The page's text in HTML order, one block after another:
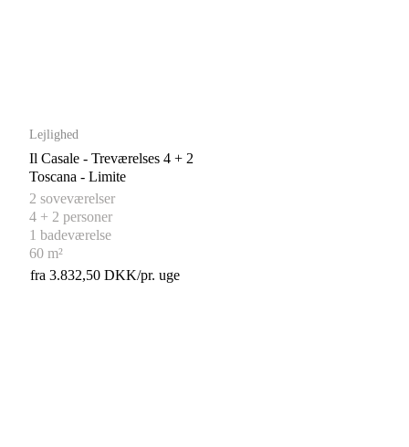
Lejlighed
Il Casale - Treværelses 4 + 2
Toscana - Limite
2 soveværelser
4 + 2 personer
1 badeværelse
60 m²
fra 3.832,50 DKK/pr. uge